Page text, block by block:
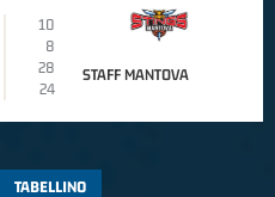
10
8
28
24
STAFF MANTOVA
TABELLINO